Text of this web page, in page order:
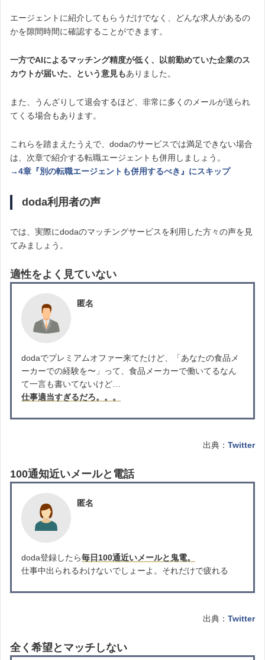
エージェントに紹介してもらうだけでなく、どんな求人があるの
かを隙間時間に確認することができます。
一方でAIによるマッチング精度が低く、以前勤めていた企業のス
カウトが届いた、という意見もありました。
また、うんざりして退会するほど、非常に多くのメールが送られ
てくる場合もあります。
これらを踏まえたうえで、dodaのサービスでは満足できない場合
は、次章で紹介する転職エージェントも併用しましょう。
→4章『別の転職エージェントも併用するべき』にスキップ
doda利用者の声
では、実際にdodaのマッチングサービスを利用した方々の声を見
てみましょう。
適性をよく見ていない
匿名
dodaでプレミアムオファー来てたけど、「あなたの食品メ
ーカーでの経験を〜」って、食品メーカーで働いてるなん
て一言も書いてないけど…
仕事適当すぎるだろ。。。
出典： Twitter
100通知近いメールと電話
匿名
doda登録したら毎日100通近いメールと鬼電。
仕事中出られるわけないでしょーよ。それだけで疲れる
出典： Twitter
全く希望とマッチしない